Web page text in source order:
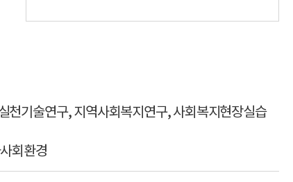
천기술연구, 지역사회복지연구, 사회복지현장실습
회환경